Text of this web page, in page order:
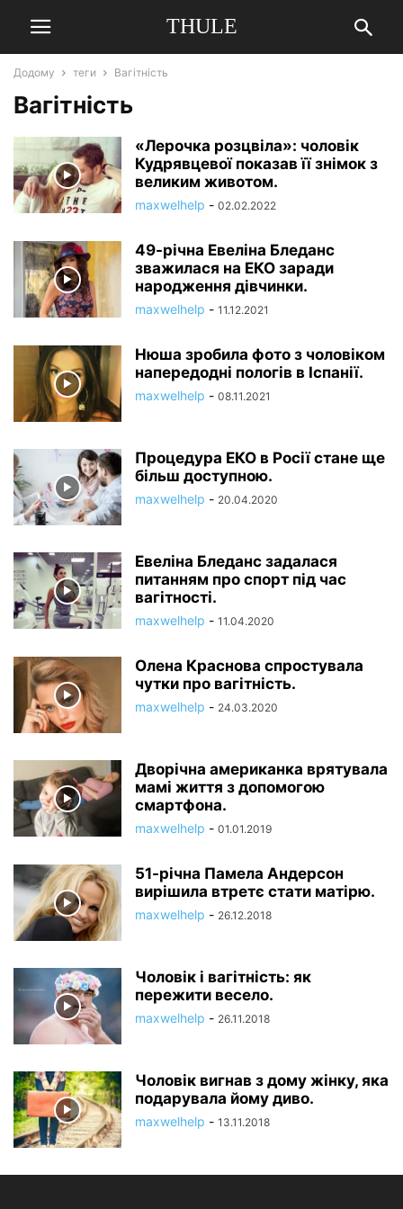
THULE
Додому теги Вагітність
Вагітність
«Лерочка розцвіла»: чоловік
Кудрявцевої показав її знімок з
великим животом.
maxwelhelp - 02.02.2022
49-річна Евеліна Бледанс
зважилася на ЕКО заради
народження дівчинки.
maxwelhelp - 11.12.2021
Нюша зробила фото з чоловіком
напередодні пологів в Іспанії.
maxwelhelp - 08.11.2021
Процедура ЕКО в Росії стане ще
більш доступною.
maxwelhelp - 20.04.2020
Евеліна Бледанс задалася
питанням про спорт під час
вагітності.
maxwelhelp - 11.04.2020
Олена Краснова спростувала
чутки про вагітність.
maxwelhelp - 24.03.2020
Дворічна американка врятувала
мамі життя з допомогою
смартфона.
maxwelhelp - 01.01.2019
51-річна Памела Андерсон
вирішила втретє стати матірю.
maxwelhelp - 26.12.2018
Чоловік і вагітність: як
пережити весело.
maxwelhelp - 26.11.2018
Чоловік вигнав з дому жінку, яка
подарувала йому диво.
maxwelhelp - 13.11.2018